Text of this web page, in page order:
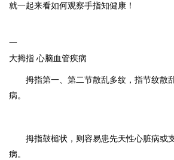
就一起来看如何观察手指知健康！
一
大拇指 心脑血管疾病
拇指第一、第二节散乱多纹，指节纹散
病。
拇指鼓槌状，则容易患先天性心脏病或
病。